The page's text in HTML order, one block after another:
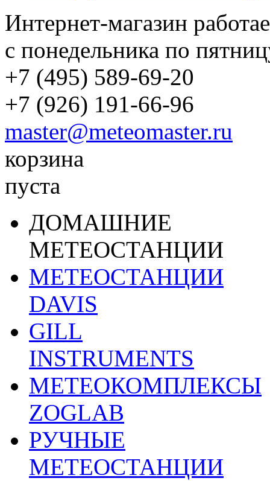
Интернет-магазин
с понедельника по
+7 (495) 589-69-20
+7 (926) 191-66-96
master@meteomaster.ru
корзина
пуста
ДОМАШНИЕ
МЕТЕОСТАНЦИИ
МЕТЕОСТАНЦИИ
DAVIS
GILL
INSTRUMENTS
МЕТЕОКОМПЛЕКСЫ
ZOGLAB
РУЧНЫЕ
МЕТЕОСТАНЦИИ